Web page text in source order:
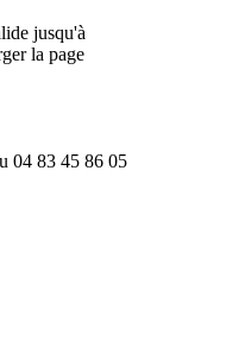
jusqu'à
la page
04 83 45 86 05